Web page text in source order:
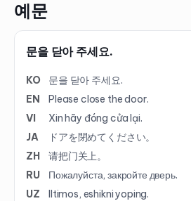
예문
문을 닫아 주세요.
KO
문을 닫아 주세요.
EN
Please close the door.
VI
Xin hãy đóng cửa lại.
JA
ドアを閉めてください。
ZH
请把门关上。
RU
Пожалуйста, закройте дверь.
UZ
Iltimos, eshikni yoping.